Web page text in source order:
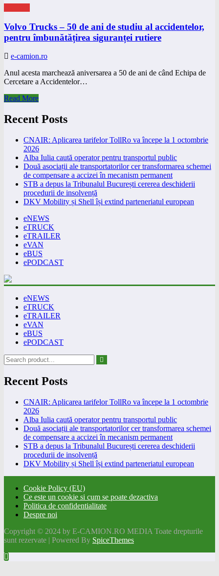
Volvo Trucks – 50 de ani de studiu al accidentelor,
pentru îmbunătățirea siguranței rutiere
e-camion.ro
Anul acesta marchează aniversarea a 50 de ani de când Echipa de
Cercetare a Accidentelor…
Read More
Recent Posts
CNAIR: Aplicarea tarifelor TollRo va începe la 1 octombrie
2026
Alba Iulia caută operator pentru transportul public
Două asociații ale transportatorilor cer transformarea schemei
de compensare a accizei în mecanism permanent
STB a depus la Tribunalul București cererea deschiderii
procedurii de insolvență
DKV Mobility și Shell își extind parteneriatul european
eNEWS
eTRUCK
eTRAILER
eVAN
eBUS
ePODCAST
eNEWS
eTRUCK
eTRAILER
eVAN
eBUS
ePODCAST
Recent Posts
CNAIR: Aplicarea tarifelor TollRo va începe la 1 octombrie
2026
Alba Iulia caută operator pentru transportul public
Două asociații ale transportatorilor cer transformarea schemei
de compensare a accizei în mecanism permanent
STB a depus la Tribunalul București cererea deschiderii
procedurii de insolvență
DKV Mobility și Shell își extind parteneriatul european
Cookie Policy (EU)
Ce este un cookie si cum se poate dezactiva
Politica de confidentialitate
Despre noi
Copyright © 2024 by E-CAMION.RO MEDIA Toate drepturile
sunt rezervate | Powered By SpiceThemes